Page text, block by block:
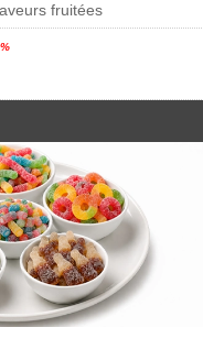
fruitées